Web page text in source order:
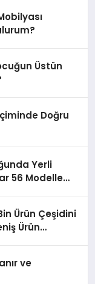
Üstün
Doğru
Yerli
56 Modelle
Ürün Çeşidini
Ürün
ve